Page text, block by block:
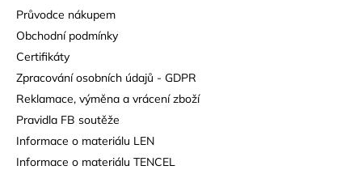
Průvodce nákupem
Obchodní podmínky
Certifikáty
Zpracování osobních údajů - GDPR
Reklamace, výměna a vrácení zboží
Pravidla FB soutěže
Informace o materiálu LEN
Informace o materiálu TENCEL